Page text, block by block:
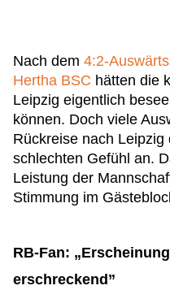
Nach dem 4:2-
Hertha BSC hätten die
Leipzig eigentlich
können. Doch viele
Rückreise nach Leipzig
schlechten Gefühl an.
Leistung der
Stimmung im
RB-Fan:
erschreckend”